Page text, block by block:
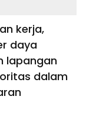
kerja,
daya
lapangan
dalam